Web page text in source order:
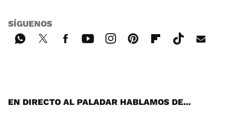
SÍGUENOS
EN DIRECTO AL PALADAR HABLAMOS DE...